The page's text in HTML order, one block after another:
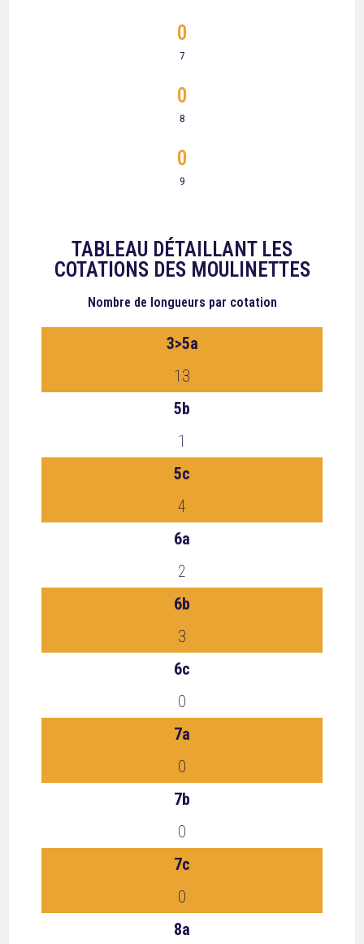
7
0
8
0
9
0
TABLEAU DÉTAILLANT LES
COTATIONS DES MOULINETTES
Nombre de longueurs par cotation
3>5a
13
5b
1
5c
4
6a
2
6b
3
6c
0
7a
0
7b
0
7c
0
8a